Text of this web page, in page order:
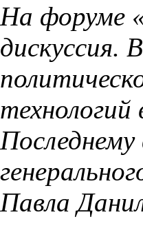
На форуме
дискуссия.
Павла